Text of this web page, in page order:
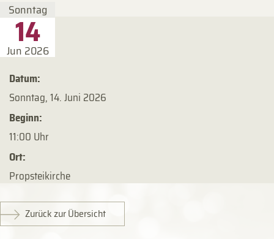
Sonntag
14
Jun 2026
Datum:
Sonntag, 14. Juni 2026
Beginn:
11:00 Uhr
Ort:
Propsteikirche
Zurück zur Übersicht